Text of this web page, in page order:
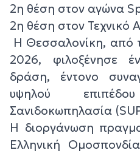
2η θέση στον αγώνα
2η θέση στον Τεχνικό
Η Θεσσαλονίκη, από
2026, φιλοξένησε
δράση, έντονο
υψηλού
Σανιδοκωπηλασία
Η διοργάνωση
Ελληνική